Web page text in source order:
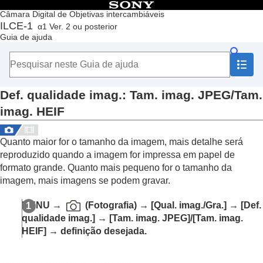
Câmara Digital de Objetivas intercambiáveis
ILCE-1 α1 Ver. 2 ou posterior
Guia de ajuda
Índice
Início
Como utilizar o “Guia de ajuda”
Verificar a câmara e os itens fornecidos
Operações básicas
Preparar a câmara/Operações de fotografia básicas
Encontrar funções a partir do MENU
Utilizar as funções de fotografia
Conteúdo deste capítulo
Selecionar um modo de fotografia
Focar
AF Cara/Olho
Ajustar os modos de exposição/medição
Selecionar a sensibilidade ISO
Equilíbrio de brancos
Def. qualidade imag.: Tam. imag. JPEG/Tam.
imag. HEIF
Quanto maior for o tamanho da imagem, mais detalhe será
reproduzido quando a imagem for impressa em papel de
formato grande. Quanto mais pequeno for o tamanho da
imagem, mais imagens se podem gravar.
MENU → (Fotografia) → [Qual. imag./Gra.] → [Def.
qualidade imag.] → [Tam. imag. JPEG]/[Tam. imag.
HEIF] → definição desejada.